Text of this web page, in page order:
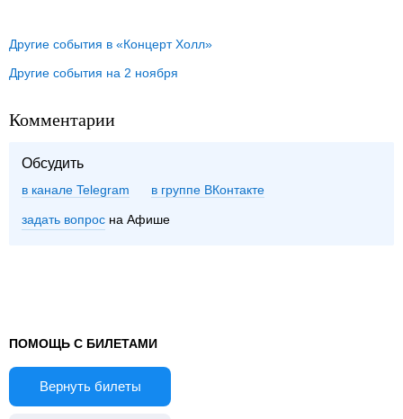
Другие события в «Концерт Холл»
Другие события на 2 ноября
Комментарии
Обсудить
в канале Telegram группе ВКонтакте
задать вопрос на Афише
ПОМОЩЬ С БИЛЕТАМИ
Вернуть билеты